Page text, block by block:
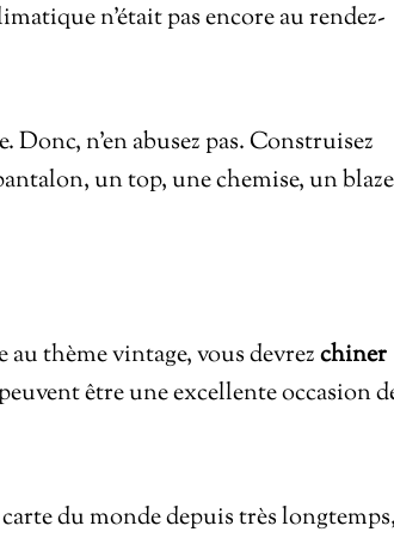
n’était pas encore au rendez-
n’en abusez pas. Construisez
un top, une chemise, un
thème vintage, vous devrezchiner
être une excellente occasion
du monde depuis très